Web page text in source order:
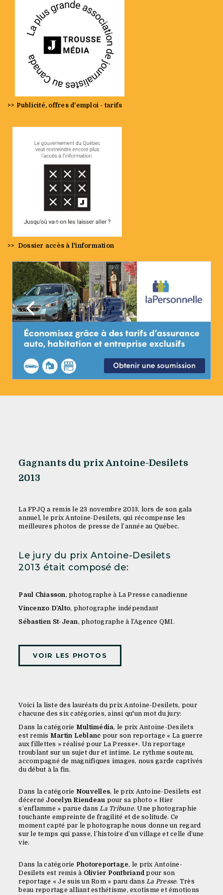
>> Publicité, offres d'emploi - tarifs
>> Dossier accès à l'information
Précédent
Gagnants du prix Antoine-Desilets
2013
La FPJQ a remis le 23 novembre 2013, lors de son gala
annuel, le prix Antoine-Desilets, qui récompense les
meilleures photos de presse de l’année au Québec.
Le jury du prix Antoine-Desilets
2013 était composé de:
Paul Chiasson, photographe à La Presse canadienne
Vincenzo D’Alto, photographe indépendant
Sébastien St-Jean, photographe à l’Agence QMI.
VOIR LES PHOTOS
Voici la liste des lauréats du prix Antoine-Desilets, pour
chacune des six catégories, ainsi qu'un mot du jury:
Dans la catégorie Multimédia, le prix Antoine-Desilets
est remis Martin Leblanc pour son reportage « La guerre
aux fillettes » réalisé pour La Presse+. Un reportage
troublant sur un sujet dur et intime. Le rythme soutenu,
accompagné de magnifiques images, nous garde captivés
du début à la fin.
Dans la catégorie Nouvelles, le prix Antoine-Desilets est
décerné Jocelyn Riendeau pour sa photo « Hier
s’enflamme » parue dans La Tribune. Une photographie
touchante empreinte de fragilité et de solitude. Ce
moment capté par le photographe nous donne un regard
sur le temps qui passe, l’histoire d’un village et celle d’une
vie.
Dans la catégorie Photoreportage, le prix Antoine-
Desilets est remis à Olivier Pontbriand pour son
reportage « Je suis un Rom » paru dansLa Presse. Très
beau reportage alliant esthétisme, exotisme et émotions